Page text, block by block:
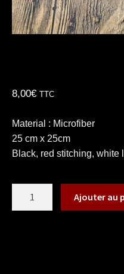
8,00€ TTC
Material : Microfiber
25 cm x 25cm
Black, red stitching, white
Ajouter au